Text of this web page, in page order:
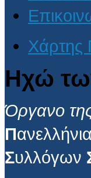
Χάρτης
Ηχώ
Όργανο
Π
Συλλόγων